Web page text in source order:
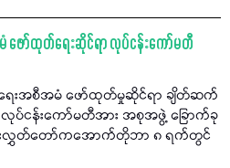
ဖော်ထုတ်ရေးဆိုင်ရာ လုပ်ငန်းကော်မတီ
ရေးအစီအမံ ဖော်ထုတ်မှုဆိုင်ရာ ချိတ်ဆက်
လုပ်ငန်းကော်မတီအား အစုအဖွဲ့ ခြောက်ခု
တိုင်းလွှတ်တော်ကအောက်တိုဘာ ၈ ရက်တွင်